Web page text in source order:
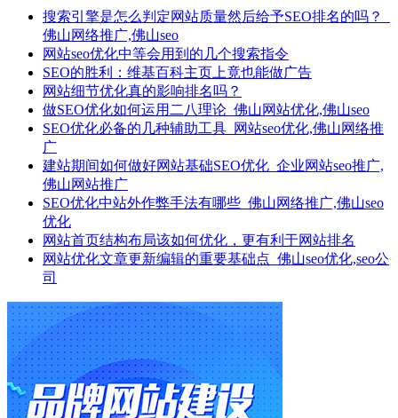
搜索引擎是怎么判定网站质量然后给予SEO排名的吗？_
佛山网络推广,佛山seo
网站seo优化中等会用到的几个搜索指令
SEO的胜利：维基百科主页上竟也能做广告
网站细节优化真的影响排名吗？
做SEO优化如何运用二八理论_佛山网站优化,佛山seo
SEO优化必备的几种辅助工具_网站seo优化,佛山网络推
广
建站期间如何做好网站基础SEO优化_企业网站seo推广,
佛山网站推广
SEO优化中站外作弊手法有哪些_佛山网络推广,佛山seo
优化
网站首页结构布局该如何优化，更有利于网站排名
网站优化文章更新编辑的重要基础点_佛山seo优化,seo公
司